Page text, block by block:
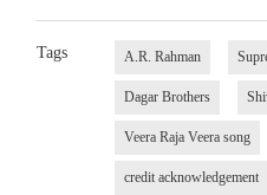
Tags A.R. Rahman
Dagar Brothers
Veera Raja Veera song
credit acknowledgement